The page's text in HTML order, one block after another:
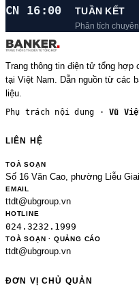
CN 16:00 TUẦN KẾT
Phân tích
Trang thông tin điện tử tổng hợp
tại Việt Nam. Dẫn nguồn từ các
liệu.
Phụ trách nội dung ·Vũ
LIÊN HỆ
TOÀ SOẠN
Số 16 Văn Cao, phường Liễu
EMAIL
ttdt@ubgroup.vn
HOTLINE
024.3232.1999
TOÀ SOẠN · QUẢNG CÁO
ttdt@ubgroup.vn
ĐƠN VỊ CHỦ QUẢN